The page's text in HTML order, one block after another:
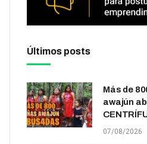
Últimos posts
Más de
awajún
07/08/2026